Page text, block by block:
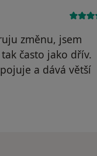
změnu, jsem
často jako dřív.
a dává větší
G.E.